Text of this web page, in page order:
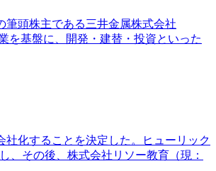
筆頭株主である三井金属株式会社
を基盤に、開発・建替・投資といった
化することを決定した。ヒューリック
、その後、株式会社リソー教育（現：